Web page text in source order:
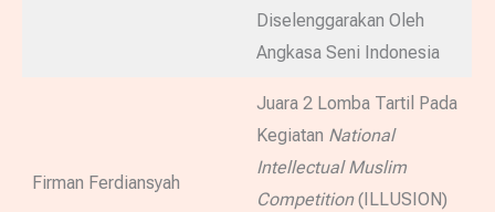
Diselenggarakan Oleh
Angkasa Seni Indonesia
Firman Ferdiansyah
Juara 2 Lomba Tartil Pada
Kegiatan National
Intellectual Muslim
Competition(ILLUSION)